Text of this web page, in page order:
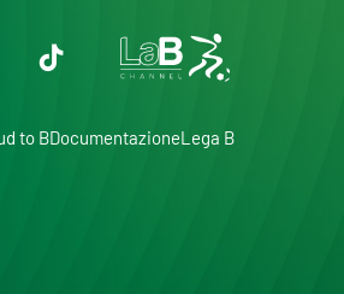
to BDocumentazioneLega B